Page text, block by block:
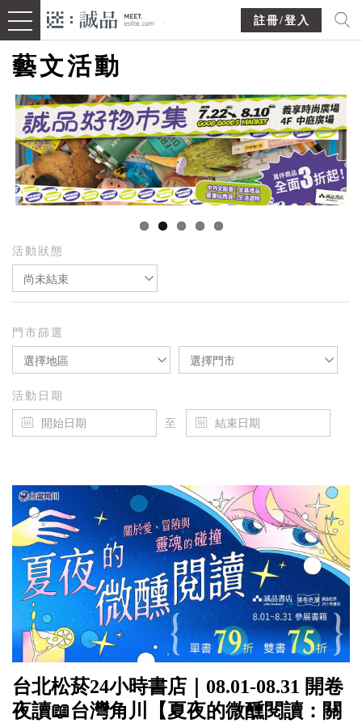
註冊/登入
藝文活動
活動狀態
尚未結束
門市篩選
選擇地區 選擇門市
活動日期
至
台北松菸24小時書店｜08.01-08.31 開卷
夜讀📖台灣角川【夏夜的微醺閱讀：關